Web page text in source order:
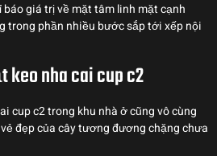
báo giá trị về mặt tâm linh mặt cạnh
trong phần nhiều bước sắp tới xếp nội
nha cai cup c2
cup c2 trong khu nhà ở cũng vô cùng
đẹp của cây tương đương chặng chưa